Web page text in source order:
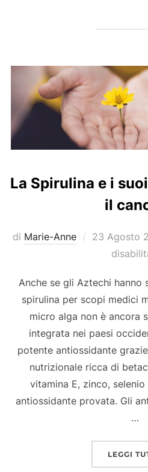
La Spirulina e i
il
di Marie-Anne
Pubblicato
23 Agosto
Anche se gli Aztechi
spirulina per scopi medici
micro alga non è ancora
integrata nei paesi
potente antiossidante
nutrizionale ricca di
vitamina E, zinco, selenio
antiossidante provata. Gli
…
LEGGI